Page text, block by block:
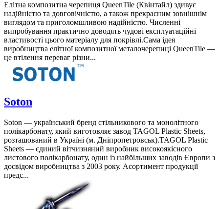
Елітна композитна черепиця QueenTile (Квінтайл) здивує
надійністю та довговічністю, а також прекрасним зовнішнім
виглядом та приголомшливою надійністю. Численні
випробування практично доводять чудові експлуатаційні
властивості цього матеріалу для покрівлі.Сама ідея
виробництва елітної композитної металочерепиці QueenTile —
це втілення переваг різни...
Soton
Soton — український бренд стільникового та монолітного
полікарбонату, який виготовляє завод TAGOL Plastic Sheets,
розташований в Україні (м. Дніпропетровськ).TAGOL Plastic
Sheets — єдиний вітчизняний виробник високоякісного
листового полікарбонату, один із найбільших заводів Європи з
досвідом виробництва з 2003 року. Асортимент продукції
предс...